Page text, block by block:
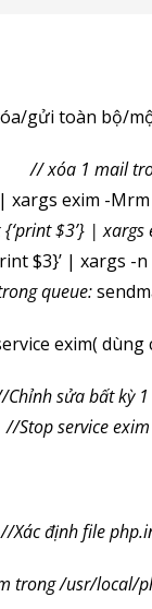
gửi toàn bộ/
// xóa 1 mail
| xargs exim -
$3’} |
$3}’ |
queue:
exim(
Chỉnh sửa bất kỳ
//Stop service exim
//Xác định file
trong /usr/local/